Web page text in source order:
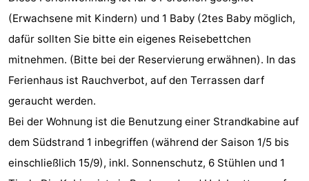
Ringstechen
Zoutelande
Forum
Route
-
(Erwachsene mit Kindern) und 1 Baby (2tes Baby möglich,
dafür sollten Sie bitte ein eigenes Reisebettchen
mitnehmen. (Bitte bei der Reservierung erwähnen). In das
Ferienhaus ist Rauchverbot, auf den Terrassen darf
geraucht werden.
Bei der Wohnung ist die Benutzung einer Strandkabine auf
dem Südstrand 1 inbegriffen (während der Saison 1/5 bis
einschließlich 15/9), inkl. Sonnenschutz, 6 Stühlen und 1